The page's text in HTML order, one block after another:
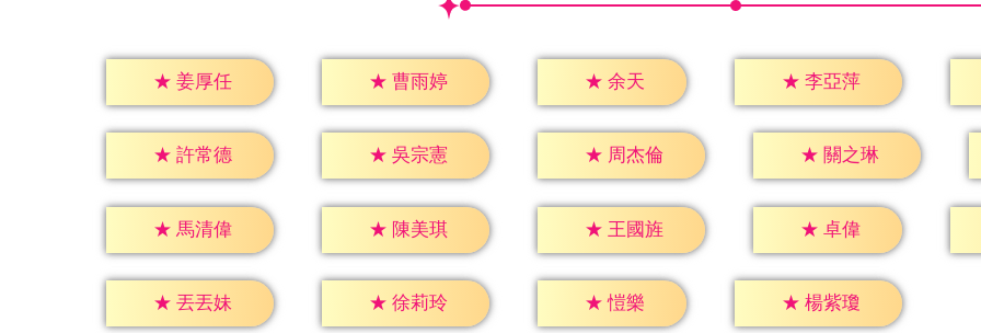
★ 姜厚任 ★ 曹雨婷 ★ 余天 ★ 李亞萍
★ 許常德 ★ 吳宗憲 ★ 周杰倫 ★ 關之琳
★ 馬清偉 ★ 陳美琪 ★ 王國旌 ★ 卓偉
★ 丟丟妹 ★ 徐莉玲 ★ 愷樂 ★ 楊紫瓊